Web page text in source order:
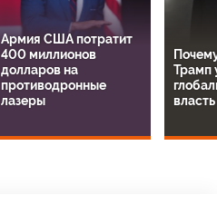
Армия США потратит
400 миллионов
долларов на
противодронные
лазеры
Трамп
власть